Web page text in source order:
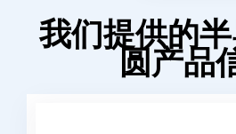
我们提供的
圆产品